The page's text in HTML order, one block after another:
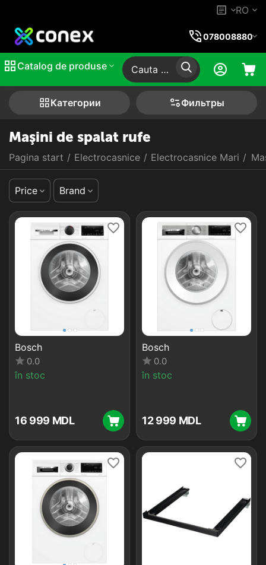
RO
078008880
Catalog de produse
Категории Фильтры
Maşini de spalat rufe
Pagina start / Electrocasnice / Electrocasnice Mari /
Price Brand
Bosch
0.0
în stoc
16 999 MDL
Bosch
0.0
în stoc
12 999 MDL